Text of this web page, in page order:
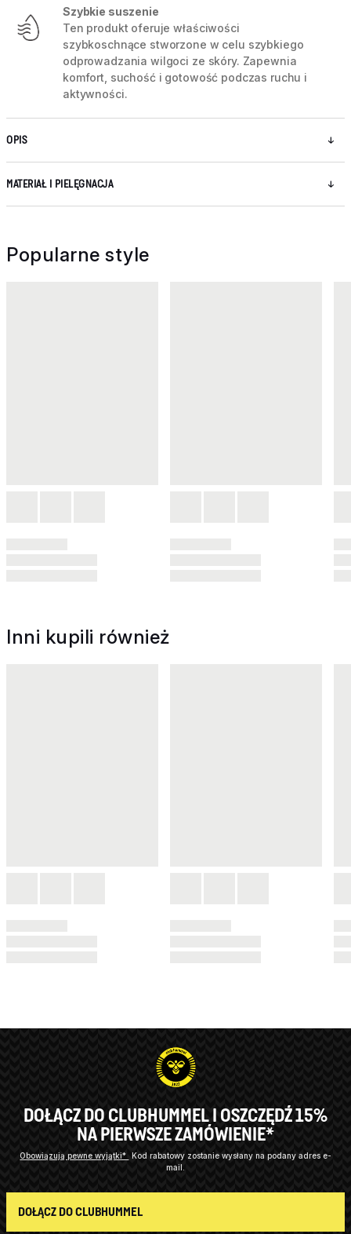
Szybkie suszenie
Ten produkt oferuje właściwości
szybkoschnące stworzone w celu szybkiego
odprowadzania wilgoci ze skóry. Zapewnia
komfort, suchość i gotowość podczas ruchu i
aktywności.
OPIS
MATERIAŁ I PIELĘGNACJA
Popularne style
Inni kupili również
DOŁĄCZ DO CLUBHUMMEL I OSZCZĘDŹ 15%
NA PIERWSZE ZAMÓWIENIE*
Obowiązują pewne wyjątki*
Kod rabatowy zostanie wysłany na podany adres e-
mail.
DOŁĄCZ DO CLUBHUMMEL